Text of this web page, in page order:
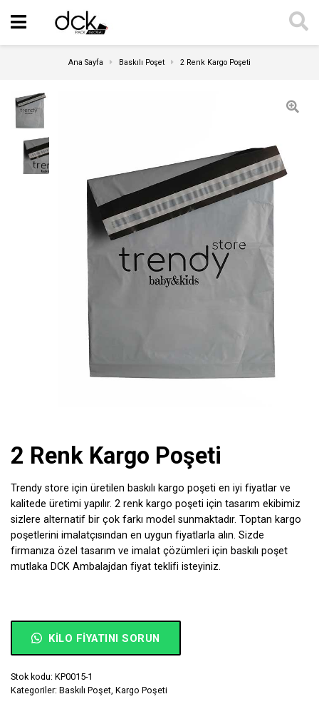
Ana Sayfa Baskılı Poşet 2 Renk Kargo Poşeti
2 Renk Kargo Poşeti
Trendy store için üretilen baskılı kargo poşeti en iyi fiyatlar ve
kalitede üretimi yapılır. 2 renk kargo poşeti için tasarım ekibimiz
sizlere alternatif bir çok farkı model sunmaktadır. Toptan kargo
poşetlerini imalatçısından en uygun fiyatlarla alın. Sizde
firmanıza özel tasarım ve imalat çözümleri için baskılı poşet
mutlaka DCK Ambalajdan fiyat teklifi isteyiniz.
KILO FIYATINI SORUN
Stok kodu: KP0015-1
Kategoriler: Baskılı Poşet, Kargo Poşeti